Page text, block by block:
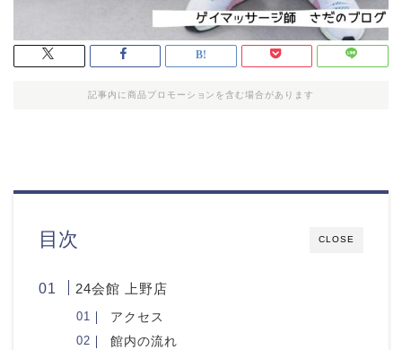
記事内に商品プロモーションを含む場合があります
CLOSE
目次
24会館 上野店
アクセス
館内の流れ